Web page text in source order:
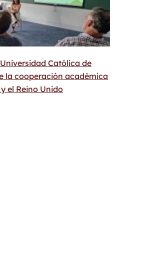
Católica de
la cooperación académica
el Reino Unido